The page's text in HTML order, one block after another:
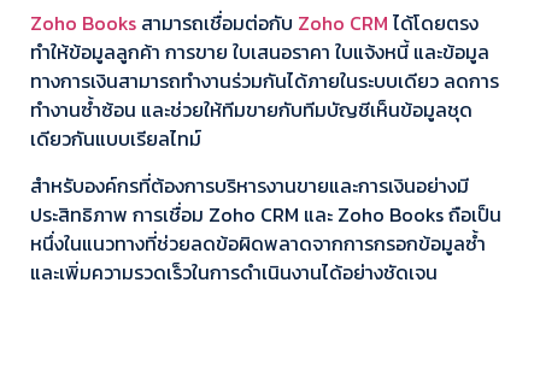
Zoho Books สามารถเชื่อมต่อกับ Zoho CRM ได้โดยตรง
ทำให้ข้อมูลลูกค้า การขาย ใบเสนอราคา ใบแจ้งหนี้ และข้อมูล
ทางการเงินสามารถทำงานร่วมกันได้ภายในระบบเดียว ลดการ
ทำงานซ้ำซ้อน และช่วยให้ทีมขายกับทีมบัญชีเห็นข้อมูลชุด
เดียวกันแบบเรียลไทม์
สำหรับองค์กรที่ต้องการบริหารงานขายและการเงินอย่างมี
ประสิทธิภาพ การเชื่อม Zoho CRM และ Zoho Books ถือเป็น
หนึ่งในแนวทางที่ช่วยลดข้อผิดพลาดจากการกรอกข้อมูลซ้ำ
และเพิ่มความรวดเร็วในการดำเนินงานได้อย่างชัดเจน